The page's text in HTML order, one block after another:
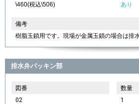
\460(税込\506)
あり
備考
樹脂玉鎖用です。現場が金属玉鎖の場合は排
排水弁パッキン部
図番
02
数量
1